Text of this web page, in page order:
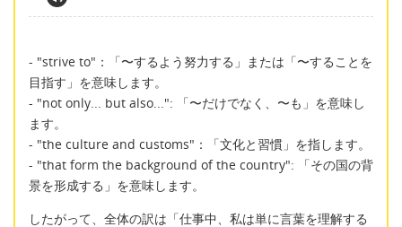
- "strive to"：「〜するよう努力する」または「〜することを
目指す」を意味します。
- "not only... but also...": 「〜だけでなく、〜も」を意味し
ます。
- "the culture and customs"：「文化と習慣」を指します。
- "that form the background of the country": 「その国の背
景を形成する」を意味します。
したがって、全体の訳は「仕事中、私は単に言葉を理解する